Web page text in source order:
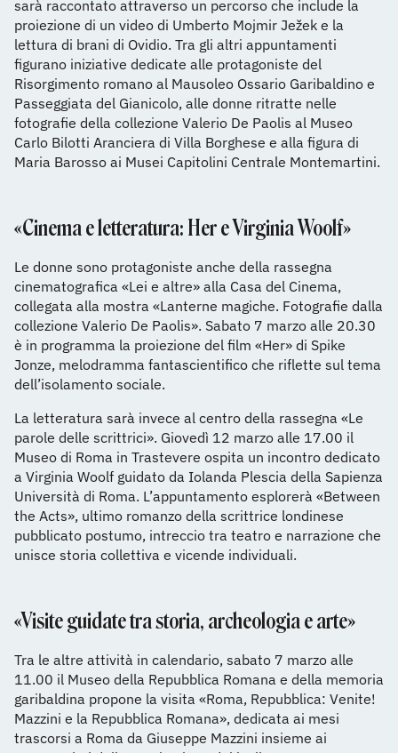
sarà raccontato attraverso un percorso che include la
proiezione di un video di Umberto Mojmir Ježek e la
lettura di brani di Ovidio. Tra gli altri appuntamenti
figurano iniziative dedicate alle protagoniste del
Risorgimento romano al Mausoleo Ossario Garibaldino e
Passeggiata del Gianicolo, alle donne ritratte nelle
fotografie della collezione Valerio De Paolis al Museo
Carlo Bilotti Aranciera di Villa Borghese e alla figura di
Maria Barosso ai Musei Capitolini Centrale Montemartini.
«Cinema e letteratura: Her e Virginia Woolf»
Le donne sono protagoniste anche della rassegna
cinematografica «Lei e altre» alla Casa del Cinema,
collegata alla mostra «Lanterne magiche. Fotografie dalla
collezione Valerio De Paolis». Sabato 7 marzo alle 20.30
è in programma la proiezione del film «Her» di Spike
Jonze, melodramma fantascientifico che riflette sul tema
dell’isolamento sociale.
La letteratura sarà invece al centro della rassegna «Le
parole delle scrittrici». Giovedì 12 marzo alle 17.00 il
Museo di Roma in Trastevere ospita un incontro dedicato
a Virginia Woolf guidato da Iolanda Plescia della Sapienza
Università di Roma. L’appuntamento esplorerà «Between
the Acts», ultimo romanzo della scrittrice londinese
pubblicato postumo, intreccio tra teatro e narrazione che
unisce storia collettiva e vicende individuali.
«Visite guidate tra storia, archeologia e arte»
Tra le altre attività in calendario, sabato 7 marzo alle
11.00 il Museo della Repubblica Romana e della memoria
garibaldina propone la visita «Roma, Repubblica: Venite!
Mazzini e la Repubblica Romana», dedicata ai mesi
trascorsi a Roma da Giuseppe Mazzini insieme ai